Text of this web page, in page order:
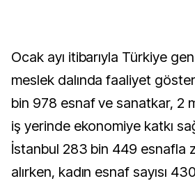
Ocak ayı itibarıyla Türkiye genelinde 184
meslek dalında faaliyet
bin 978 esnaf ve sanatkar, 2
iş yerinde ekonomiye katkı
İstanbul 283 bin 449 esnafla
alırken, kadın esnaf sayısı